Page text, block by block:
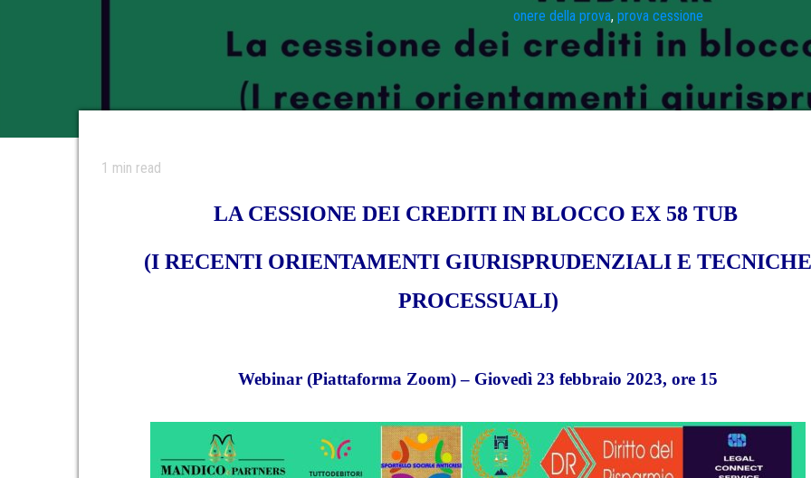
onere della prova, prova cessione
1 min read
LA CESSIONE DEI CREDITI IN BLOCCO EX 58 TUB
(I RECENTI ORIENTAMENTI GIURISPRUDENZIALI E
PROCESSUALI)
Webinar (Piattaforma Zoom) – Giovedì 23 febbraio 2023, ore 15